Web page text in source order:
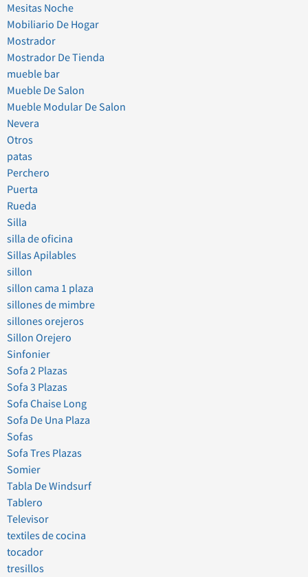
Mesitas Noche
Mobiliario De Hogar
Mostrador
Mostrador De Tienda
mueble bar
Mueble De Salon
Mueble Modular De Salon
Nevera
Otros
patas
Perchero
Puerta
Rueda
Silla
silla de oficina
Sillas Apilables
sillon
sillon cama 1 plaza
sillones de mimbre
sillones orejeros
Sillon Orejero
Sinfonier
Sofa 2 Plazas
Sofa 3 Plazas
Sofa Chaise Long
Sofa De Una Plaza
Sofas
Sofa Tres Plazas
Somier
Tabla De Windsurf
Tablero
Televisor
textiles de cocina
tocador
tresillos